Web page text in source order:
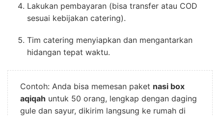
Lakukan pembayaran (bisa transfer atau COD
sesuai kebijakan catering).
Tim catering menyiapkan dan mengantarkan
hidangan tepat waktu.
Contoh: Anda bisa memesan paket nasi box
aqiqah untuk 50 orang, lengkap dengan daging
gule dan sayur, dikirim langsung ke rumah di